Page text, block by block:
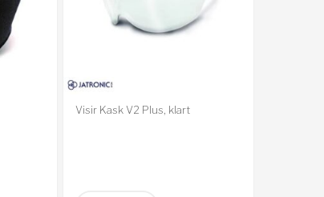
Visir Kask V2 Plus, klart